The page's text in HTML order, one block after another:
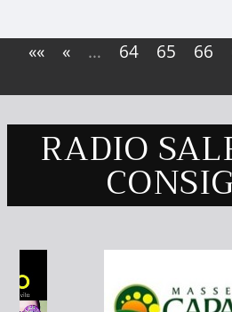
«« « … 64 65 66
RADIO